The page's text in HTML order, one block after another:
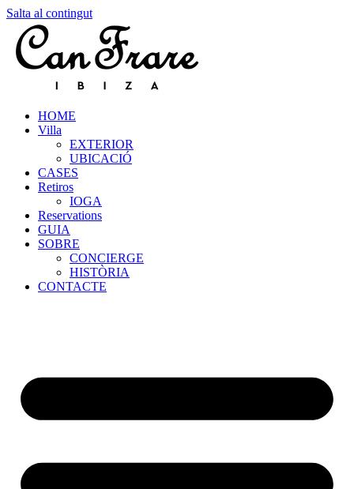
Salta al contingut
HOME
Villa
EXTERIOR
UBICACIÓ
CASES
Retiros
IOGA
Reservations
GUIA
SOBRE
CONCIERGE
HISTÒRIA
CONTACTE